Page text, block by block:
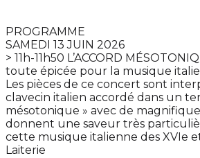
PROGRAMME
SAMEDI 13 JUIN 2026
> 11h-11h50 L’ACCORD
toute épicée pour la musique
Les pièces de ce concert sont
clavecin italien accordé dans un
mésotonique » avec de
donnent une saveur très
cette musique italienne des XVIe
Laiterie